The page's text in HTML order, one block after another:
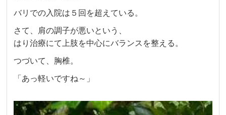
バリでの入院は５回を超えている。
さて、肩の調子が悪いという、
はり治療にて上肢を中心にバランスを整える。
つづいて、胸椎。
「あっ軽いですね～」